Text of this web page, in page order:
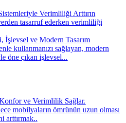
Verimliliği Arttırın
tasarruf ederken verimliliği
İşlevsel ve Modern Tasarım
kullanmanızı sağlayan, modern
öne çıkan işlevsel...
Konfor ve Verimlilik Sağlar.
mobilyaların ömrünün uzun olması
arttırmak..